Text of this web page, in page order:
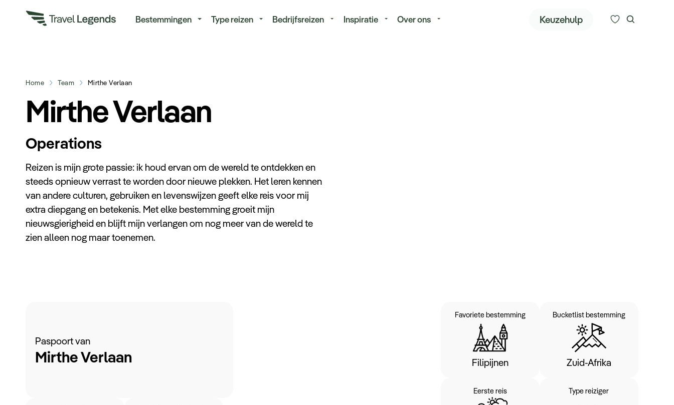
Bestemmingen Type reizen Bedrijfsreizen Inspiratie Over ons Keuzehulp
Home Team Mirthe Verlaan
Mirthe Verlaan
Operations
Reizen is mijn grote passie: ik houd ervan om de wereld te ontdekken en
steeds opnieuw verrast te worden door nieuwe plekken. Het leren kennen
van andere culturen, gebruiken en levenswijzen geeft elke reis voor mij
extra diepgang en betekenis. Met elke bestemming groeit mijn
nieuwsgierigheid en blijft mijn verlangen om nog meer van de wereld te
zien alleen nog maar toenemen.
Paspoort van
Mirthe Verlaan
Favoriete bestemming
Filipijnen
Bucketlist bestemming
Zuid-Afrika
Eerste reis Type reiziger